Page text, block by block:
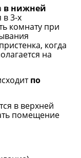
в нижней
в 3-х
комнату при
когда
на
по
в верхней
помещение